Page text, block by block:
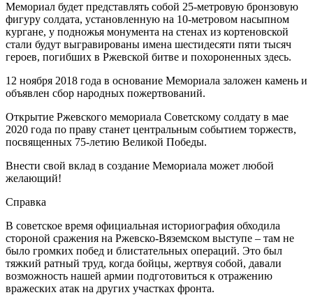
Мемориал будет представлять собой 25-метровую бронзовую
фигуру солдата, установленную на 10-метровом насыпном
кургане, у подножья монумента на стенах из кортеновской
стали будут выгравированы имена шестидесяти пяти тысяч
героев, погибших в Ржевской битве и похороненных здесь.
12 ноября 2018 года в основание Мемориала заложен камень и
объявлен сбор народных пожертвований.
Открытие Ржевского мемориала Советскому солдату в мае
2020 года по праву станет центральным событием торжеств,
посвященных 75-летию Великой Победы.
Внести свой вклад в создание Мемориала может любой
желающий!
Справка
В советское время официальная историография обходила
стороной сражения на Ржевско-Вяземском выступе – там не
было громких побед и блистательных операций. Это был
тяжкий ратный труд, когда бойцы, жертвуя собой, давали
возможность нашей армии подготовиться к отражению
вражеских атак на других участках фронта.